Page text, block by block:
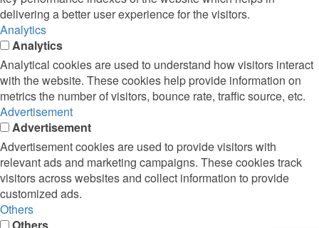
delivering a better user experience for the visitors.
Analytics
Analytics
Analytical cookies are used to understand how visitors interact
with the website. These cookies help provide information on
metrics the number of visitors, bounce rate, traffic source, etc.
Advertisement
Advertisement
Advertisement cookies are used to provide visitors with
relevant ads and marketing campaigns. These cookies track
visitors across websites and collect information to provide
customized ads.
Others
Others